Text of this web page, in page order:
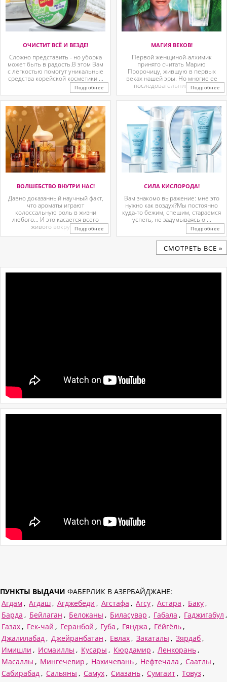
ОЧИСТИТ ВСЁ И ВЕЗДЕ!
Сложно представить - но уборка
может быть в радость.В этом Вам
с лёгкостью помогут уникальные
средства корейской косметики ...
Подробнее
МАГИЯ ВЕКОВ!
Первой женщиной-алхимик
принято считать Марию
Пророчицу, жившую в первых
веках нашей эры. Но многие ее
последовательницы так ...
Подробнее
ВОЛШЕБСТВО ВНУТРИ НАС!
Давно доказанный научный факт,
что ароматы играют
колоссальную роль в жизни
любого… И это касается всего
живого вокруг. ...Подробнее
СИЛА КИСЛОРОДА!
Вам знакомо выражение: мне это
нужно как воздух?Мы постоянно
куда-то бежим, спешим, стараемся
успеть, не задумываясь о ...
Подробнее
CМОТРЕТЬ ВСЕ »
ПУНКТЫ ВЫДАЧИ ФАБЕРЛИК В АЗЕРБАЙДЖАНЕ:
Агдам , Агдаш , Агджебеди , Агстафа , Агсу , Астара , Баку ,
Барда , Бейлаган , Белоканы , Биласувар , Габала , Гаджигабул ,
Газах , Гек-чай , Геранбой , Губа , Гянджа , Гёйгёль ,
Джалилабад , Джейранбатан , Евлах , Закаталы , Зярдаб ,
Имишли , Исмаиллы , Кусары , Кюрдамир , Ленкорань ,
Масаллы , Мингечевир , Нахичевань , Нефтечала , Саатлы ,
Сабирабад , Сальяны , Самух , Сиазань , Сумгаит , Товуз ,